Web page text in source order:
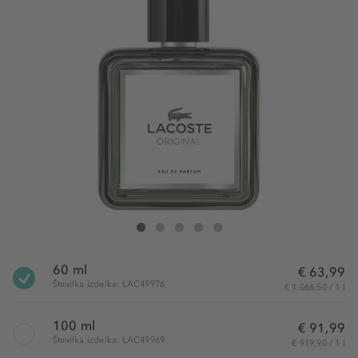
Lacoste Original Eau de Parfum
60 ml
Številka izdelka: LAC49976
€ 63,99
€ 1.066,50 / 1 l
100 ml
Številka izdelka: LAC49969
€ 91,99
€ 919,90 / 1 l